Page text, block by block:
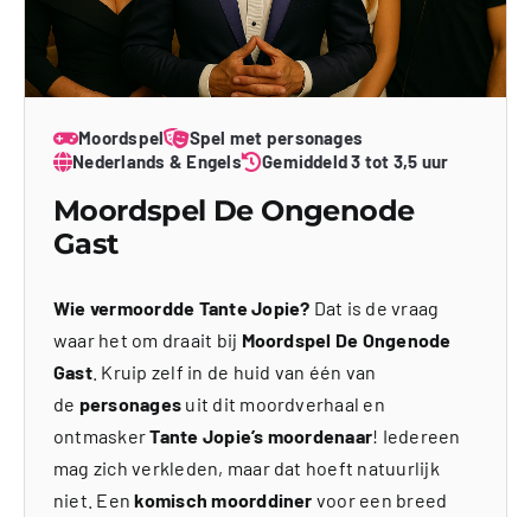
Moordspel
Spel met personages
Nederlands & Engels
Gemiddeld 3 tot 3,5 uur
Moordspel De Ongenode
Gast
Wie vermoordde Tante Jopie? Dat is de vraag
waar het om draait bij Moordspel De Ongenode
Gast. Kruip zelf in de huid van één van
de personages uit dit moordverhaal en
ontmaskerTante Jopie’s moordenaar! Iedereen
mag zich verkleden, maar dat hoeft natuurlijk
niet. Eenkomisch moorddiner voor een breed